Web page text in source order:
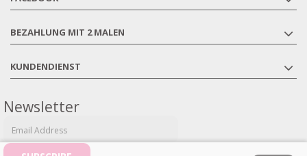
BEZAHLUNG MIT 2 MALEN
KUNDENDIENST
Newsletter